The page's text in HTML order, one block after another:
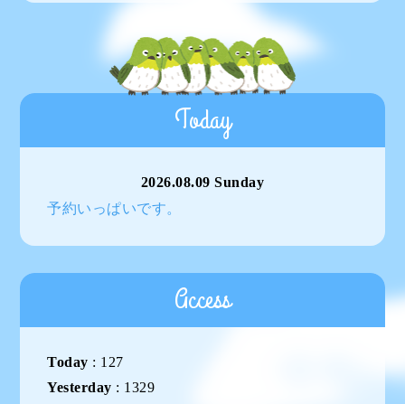
Today
2026.08.09 Sunday
予約いっぱいです。
Access
Today : 127
Yesterday : 1329